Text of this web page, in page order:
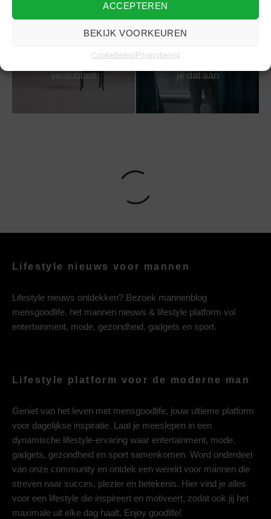
ACCEPTEREN
BEKIJK VOORKEUREN
Cookiebeleid Privacybeleid
minimalisme je
verdubbelt
geven zonder
je dat aan
Lifestyle nieuws voor mannen
Lifestyle nieuws ontdekken? Bezoek mannenblog
mensgoodlife, het mannen nieuws & lifestyle platform vol
entertainment, mode, gezondheid, gadgets en sport.
Lifestyle platform voor de moderne man
Geniet van het leven met mensgoodlife, jouw ultieme platform
voor dagelijkse inspiratie. Laat je meeslepen in een
dynamische lifestyle-ervaring waar entertainment, mode,
gadgets, gezondheid en sport samenkomen. Word onderdeel
van onze community en ontdek een wereld voor mannen die
streven naar succes, plezier en betekenis. Hier vind je alles
voor een lifestyle die inspireert en motiveert, zodat ook jij het
maximale uit elke dag haalt. Enjoy goodlife!